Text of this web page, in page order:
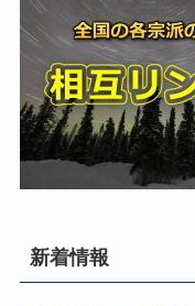
新着情報